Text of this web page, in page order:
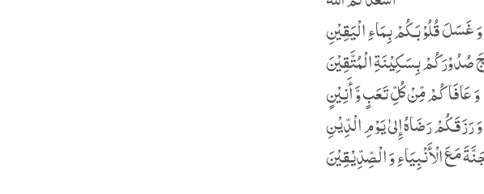
وَ غَسَلَ قُلُوْبَکُمْ بِمَاءِ الْیَقِیْنِ
صُدُوْرَکُمْ بِسَکِیْنَةِ الْمُتَّقِیْنَ
وَ عَافَاکُمْ مِّنْ کُلِّ تَعَبٍ وَّ أَنِیْنٍ
وَ رَزَقَکُمْ رَضَاهُ إِلیٰ یَوْمِ الْدِّیْنِ
مَعَ الْأَنْبِیَاءِ وَ الْصِّدِّیْقِیْنَ